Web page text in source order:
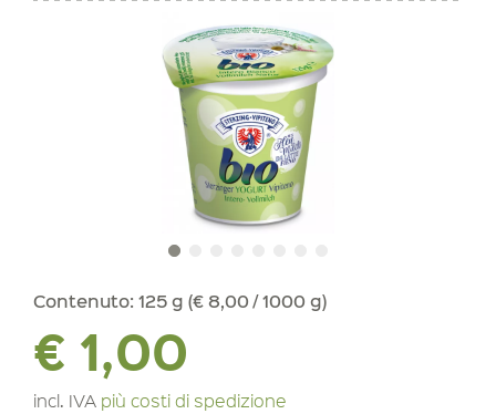
Contenuto: 125 g (€ 8,00 / 1000 g)
€ 1,00
incl. IVA più costi di spedizione